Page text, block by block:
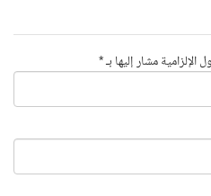
مشار إليها بـ *